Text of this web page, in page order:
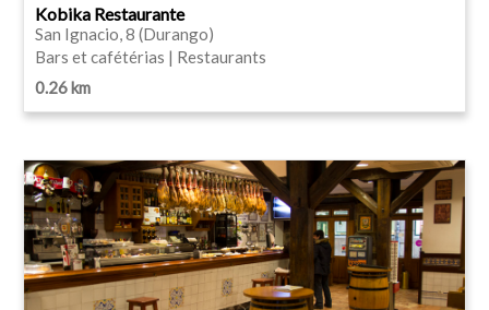
Kobika Restaurante
San Ignacio, 8 (Durango)
Bars et cafétérias | Restaurants
0.26 km